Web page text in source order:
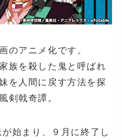
のアニメ化です。
族を殺した鬼と呼ばれ
を人間に戻す方法を探
剣戟奇譚。
始まり、９月に終了し